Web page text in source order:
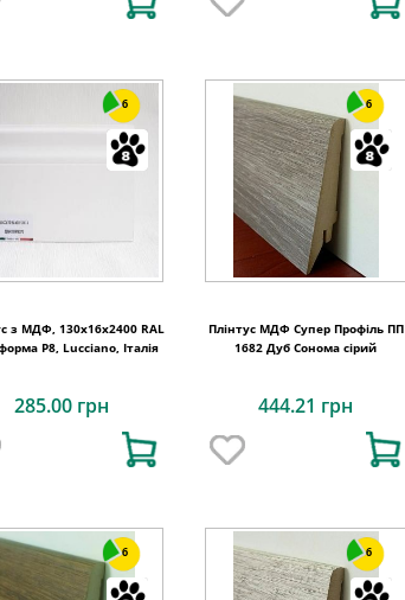
6
з МДФ, 130x16x2400 RAL
P8, Lucciano, Італія
285.00 грн
6
Плінтус МДФ Супер Профіль ПП
1682 Дуб Сонома сірий
444.21 грн
6 6